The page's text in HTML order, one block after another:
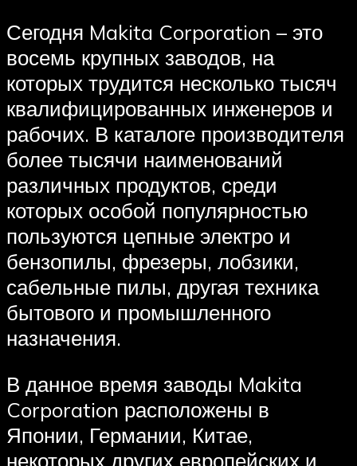
Сегодня Makita Corporation – это
восемь крупных заводов, на
которых трудится несколько тысяч
квалифицированных инженеров и
рабочих. В каталоге производителя
более тысячи наименований
различных продуктов, среди
которых особой популярностью
пользуются цепные электро и
бензопилы, фрезеры, лобзики,
сабельные пилы, другая техника
бытового и промышленного
назначения.
В данное время заводы Makita
Corporation расположены в
Японии, Германии, Китае,
некоторых других европейских и